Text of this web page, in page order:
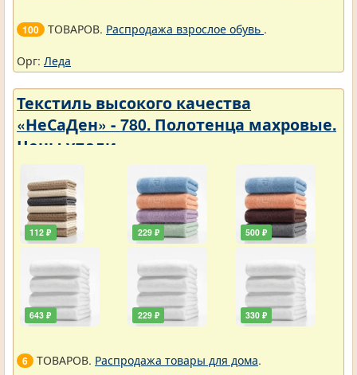
100 ТОВАРОВ. Распродажа взрослое обувь .
Орг: Леда
Текстиль высокого качества
«НеСаДен» - 780. Полотенца махровые.
Цены упали
112 ₽
643 ₽
229 ₽
229 ₽
500 ₽
330 ₽
6 ТОВАРОВ. Распродажа товары для дома.